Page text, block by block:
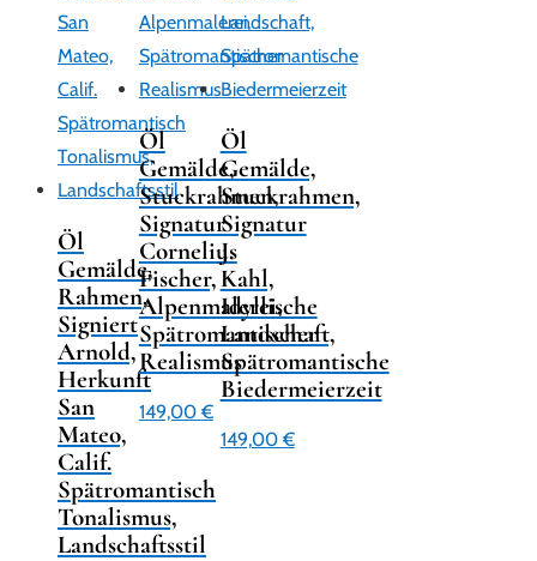
Öl
Gemälde,
Rahmen,
Signiert
Arnold,
Herkunft
San
Mateo,
Calif.
Spätromantisch
Tonalismus,
Landschaftsstil
Öl
Gemälde,
Stuckrahmen,
Signatur
Cornelius
Fischer,
Alpenmalerei,
Spätromantischer
Realismus
149,00€
Öl
Gemälde,
Stuckrahmen,
Signatur
J.
Kahl,
Idyllische
Landschaft,
Spätromantische
Biedermeierzeit
149,00€